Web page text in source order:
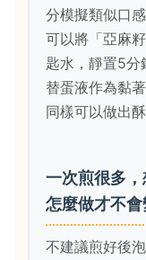
分模擬類似口
可以將「亞麻
匙水，靜置5分
替蛋液作為黏
同樣可以做出
一次煎很多
怎麼做才不會
不建議煎好後